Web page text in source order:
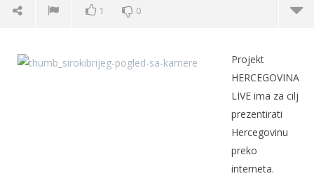
1 0
Projekt
HERCEGOVINA
LIVE ima za cilj
prezentirati
Hercegovinu
preko
interneta.